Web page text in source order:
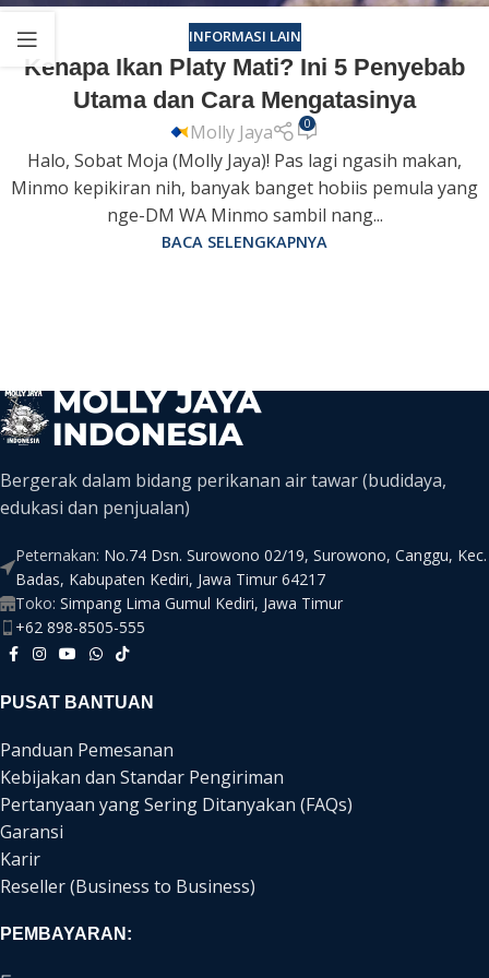
INFORMASI LAIN
Kenapa Ikan Platy Mati? Ini 5 Penyebab
Utama dan Cara Mengatasinya
Molly Jaya 0
Halo, Sobat Moja (Molly Jaya)! Pas lagi ngasih makan,
Minmo kepikiran nih, banyak banget hobiis pemula yang
nge-DM WA Minmo sambil nang...
BACA SELENGKAPNYA
Bergerak dalam bidang perikanan air tawar (budidaya,
edukasi dan penjualan)
Peternakan: No.74 Dsn. Surowono 02/19, Surowono, Canggu, Kec.
Badas, Kabupaten Kediri, Jawa Timur 64217
Toko: Simpang Lima Gumul Kediri, Jawa Timur
+62 898-8505-555
PUSAT BANTUAN
Panduan Pemesanan
Kebijakan dan Standar Pengiriman
Pertanyaan yang Sering Ditanyakan (FAQs)
Garansi
Karir
Reseller (Business to Business)
PEMBAYARAN: